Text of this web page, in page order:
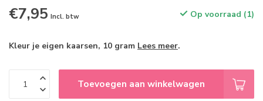
€7,95 Incl. btw Op voorraad (1)
Kleur je eigen kaarsen, 10 gram Lees meer.
Toevoegen aan winkelwagen